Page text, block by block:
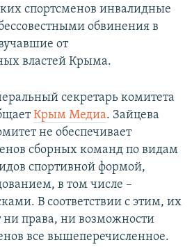
спортсменов инвалидные
обвинения в
от
властей Крыма.
секретарь комитета
Крым Медиа. Зайцева
не обеспечивает
сборных команд по видам
спортивной формой,
в том числе –
В соответствии с этим, их
ни права, ни возможности
все вышеперечисленное.